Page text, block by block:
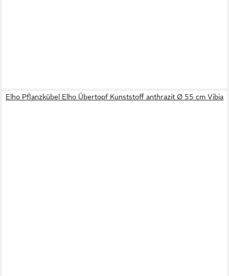
Elho Pflanzkübel Elho Übertopf Kunststoff anthrazit Ø 55 cm Vibia